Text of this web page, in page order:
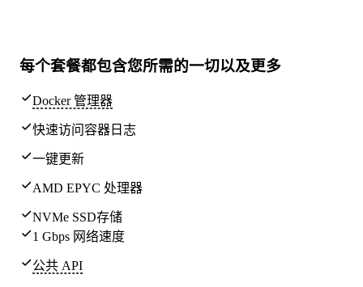
每个套餐都包含您所需的一切以及更多
Docker 管理器
快速访问容器日志
一键更新
AMD EPYC 处理器
NVMe SSD存储
1 Gbps 网络速度
公共 API